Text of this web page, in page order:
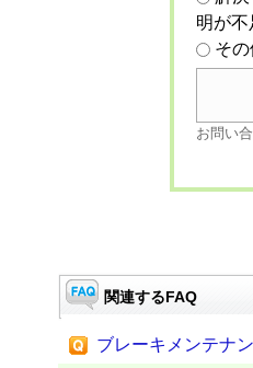
明が
そ
お問い
関連するFAQ
ブレーキメンテナ